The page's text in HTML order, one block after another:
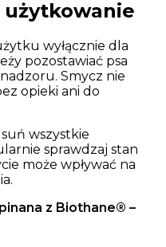
użytkowanie
wyłącznie dla
pozostawiać psa
Smycz nie
opieki ani do
wszystkie
sprawdzaj stan
może wpływać na
z Biothane® –